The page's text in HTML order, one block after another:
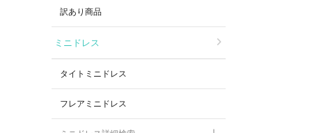
訳あり商品
ミニドレス
タイトミニドレス
フレアミニドレス